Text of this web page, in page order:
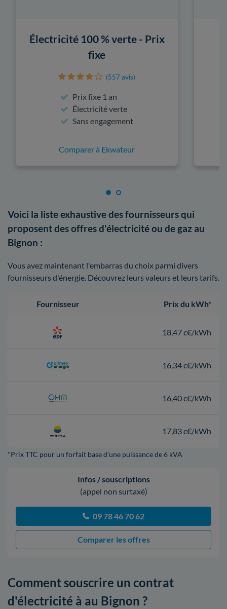
Électricité 100 % verte - Prix
fixe
(557 avis)
Prix fixe 1 an
Électricité verte
Sans engagement
Comparer à Ekwateur
Voici la liste exhaustive des fournisseurs qui
proposent des offres d'électricité ou de gaz au
Bignon :
Vous avez maintenant l'embarras du choix parmi divers
fournisseurs d'énergie. Découvrez leurs valeurs et leurs tarifs.
Fournisseur Prix du kWh*
18,47 c€/kWh
16,34 c€/kWh
16,40 c€/kWh
17,83 c€/kWh
*Prix TTC pour un forfait base d’une puissance de 6 kVA
Infos / souscriptions
(appel non surtaxé)
09 78 46 70 62
Comparer les offres
Comment souscrire un contrat
d'électricité à au Bignon ?